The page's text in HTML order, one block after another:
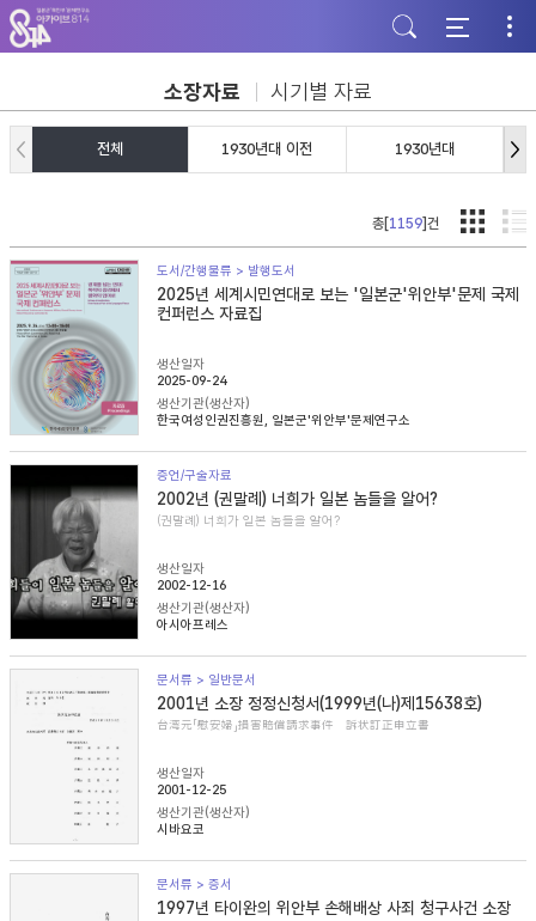
주
메
뉴
가
기
본
문
바
기
하
단
바
기
소장자료 시기별 자료
전체 1930년대 이전 1930년대
총[1159]건
도서/간행물류 > 발행도서
2025년 세계시민연대로 보는 '일본군'위안부'문제 국제
컨퍼런스 자료집
생산일자
2025-09-24
생산기관(생산자)
한국여성인권진흥원, 일본군'위안부'문제연구소
증언/구술자료
2002년 (권말례) 너희가 일본 놈들을 알어?
(권말례) 너희가 일본 놈들을 알어?
생산일자
2002-12-16
생산기관(생산자)
아시아프레스
문서류 > 일반문서
2001년 소장 정정신청서(1999년(나)제15638호)
台湾元「慰安婦」損害賠償請求事件 訴状訂正申立書
생산일자
2001-12-25
생산기관(생산자)
시바요코
문서류 > 증서
1997년 타이완의 위안부 손해배상 사죄 청구사건 소장